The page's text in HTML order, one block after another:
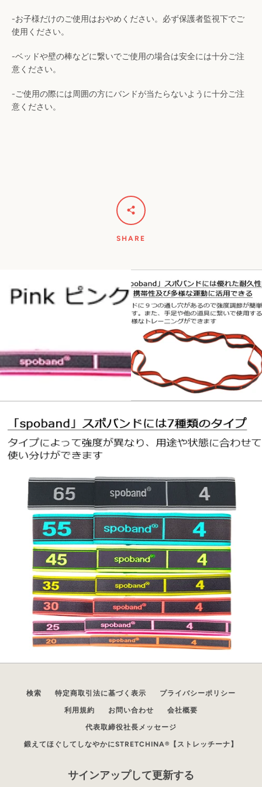
度
検
-お子様だけのご使用はおやめください。必ず保護者監視下でご
使用ください。
-ベッドや壁の棒などに繋いでご使用の場合は安全には十分ご注
意ください。
-ご使用の際には周囲の方にバンドが当たらないように十分ご注
意ください。
SHARE
検索 特定商取引法に基づく表示 プライバシーポリシー
利用規約 お問い合わせ 会社概要
代表取締役社長メッセージ
鍛えてほぐしてしなやかにSTRETCHINA®︎【ストレッチーナ】
サインアップして更新する